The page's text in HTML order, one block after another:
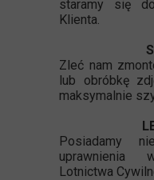
staramy się
Klienta.
Zleć nam
lub obróbkę
maksymalnie
Posiadamy
uprawnienia
Lotnictwa